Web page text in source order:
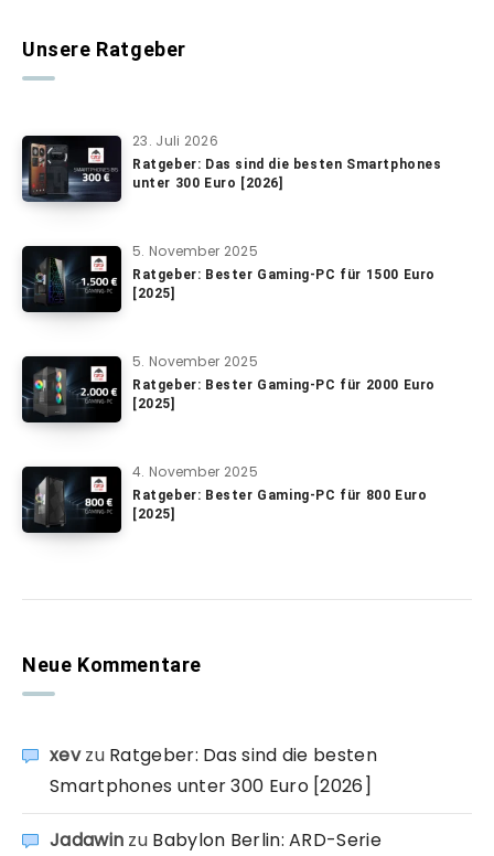
Unsere Ratgeber
23. Juli 2026
Ratgeber: Das sind die besten Smartphones
unter 300 Euro [2026]
5. November 2025
Ratgeber: Bester Gaming-PC für 1500 Euro
[2025]
5. November 2025
Ratgeber: Bester Gaming-PC für 2000 Euro
[2025]
4. November 2025
Ratgeber: Bester Gaming-PC für 800 Euro
[2025]
Neue Kommentare
xevzu Ratgeber: Das sind die besten
Smartphones unter 300 Euro [2026]
Jadawin zu Babylon Berlin: ARD-Serie